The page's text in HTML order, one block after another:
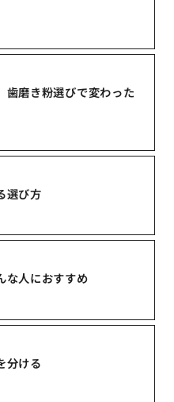
歯磨き粉選びで変わった
選び方
な人におすすめ
分ける